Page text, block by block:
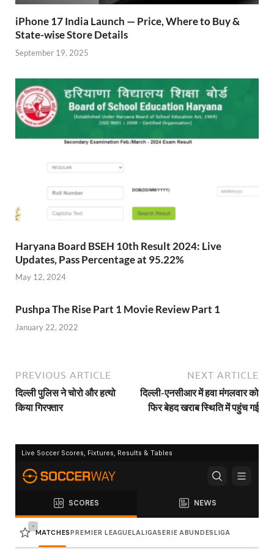
iPhone 17 India Launch — Price, Where to Buy &
State-wise Store Details
September 19, 2025
Haryana Board BSEH 10th Result 2024: Live
Updates, Pass Percentage at 95.22%
May 12, 2024
Pushpa The Rise Part 1 Movie Review Part 1
January 22, 2022
PREVIOUS ARTICLE
दिल्ली पुलिस ने चोरो और हत्यो
किया गिरफ्तार
NEXT ARTICLE
दिल्ली-एनसीआर में हवा मंगलवार को
फिर बेहद खराब स्थिति में पहुंच गई